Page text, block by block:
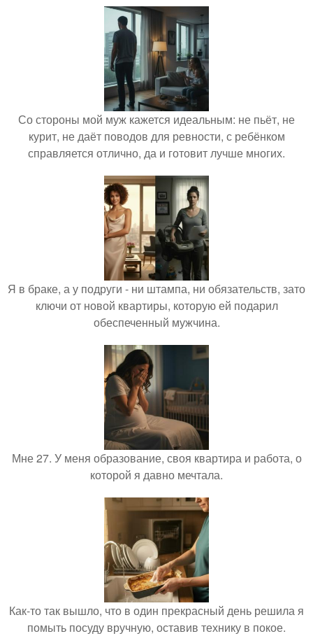
Со стороны мой муж кажется идеальным: не пьёт, не
курит, не даёт поводов для ревности, с ребёнком
справляется отлично, да и готовит лучше многих.
Я в браке, а у подруги - ни штампа, ни обязательств, зато
ключи от новой квартиры, которую ей подарил
обеспеченный мужчина.
Мне 27. У меня образование, своя квартира и работа, о
которой я давно мечтала.
Как-то так вышло, что в один прекрасный день решила я
помыть посуду вручную, оставив технику в покое.